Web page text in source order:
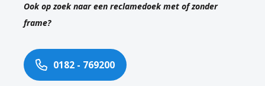
Ook op zoek naar een reclamedoek met of zonder
frame?
0182 - 769200